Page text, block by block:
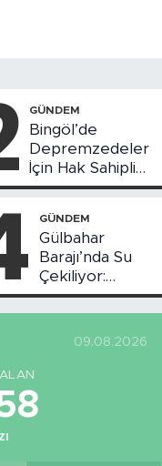
GÜNDEM
Bingöl’de
Depremzedeler
İçin Hak Sahipliği
Askı Süreci
GÜNDEM
Gülbahar
Barajı’nda Su
Çekiliyor:
Piknikçi Sayısı
Azaldı
09.08.2026